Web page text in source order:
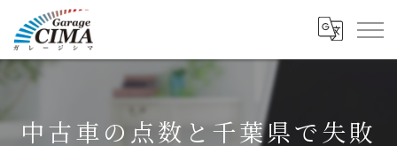
中古車の点数と千葉県で失敗